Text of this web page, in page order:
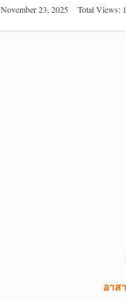
November 23, 2025 Total Views:
อาส